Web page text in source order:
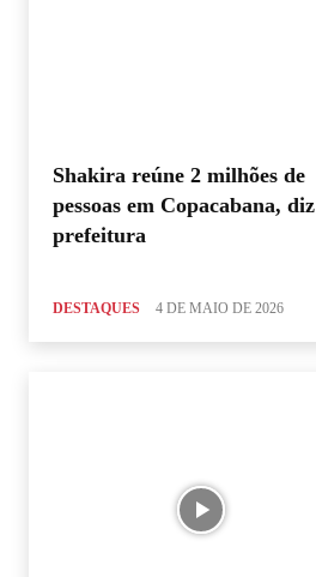
Shakira reúne 2 milhões de
pessoas em Copacabana, diz
prefeitura
DESTAQUES 4 DE MAIO DE 2026